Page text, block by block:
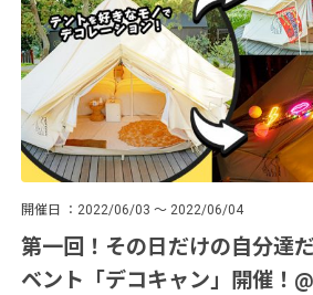
開催日 2022/06/03 ～ 2022/06/04
第一回！その日だけの自分達
ベント「デコキャン」開催！